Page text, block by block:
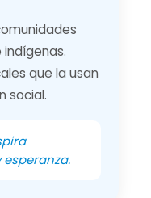
indígenas.
que la usan
social.